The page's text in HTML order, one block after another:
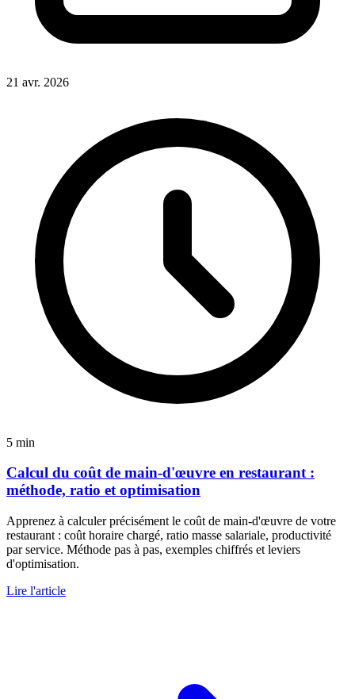
21 avr. 2026
5 min
Calcul du coût de main-d'œuvre en restaurant :
méthode, ratio et optimisation
Apprenez à calculer précisément le coût de main-d'œuvre de votre
restaurant : coût horaire chargé, ratio masse salariale, productivité
par service. Méthode pas à pas, exemples chiffrés et leviers
d'optimisation.
Lire l'article